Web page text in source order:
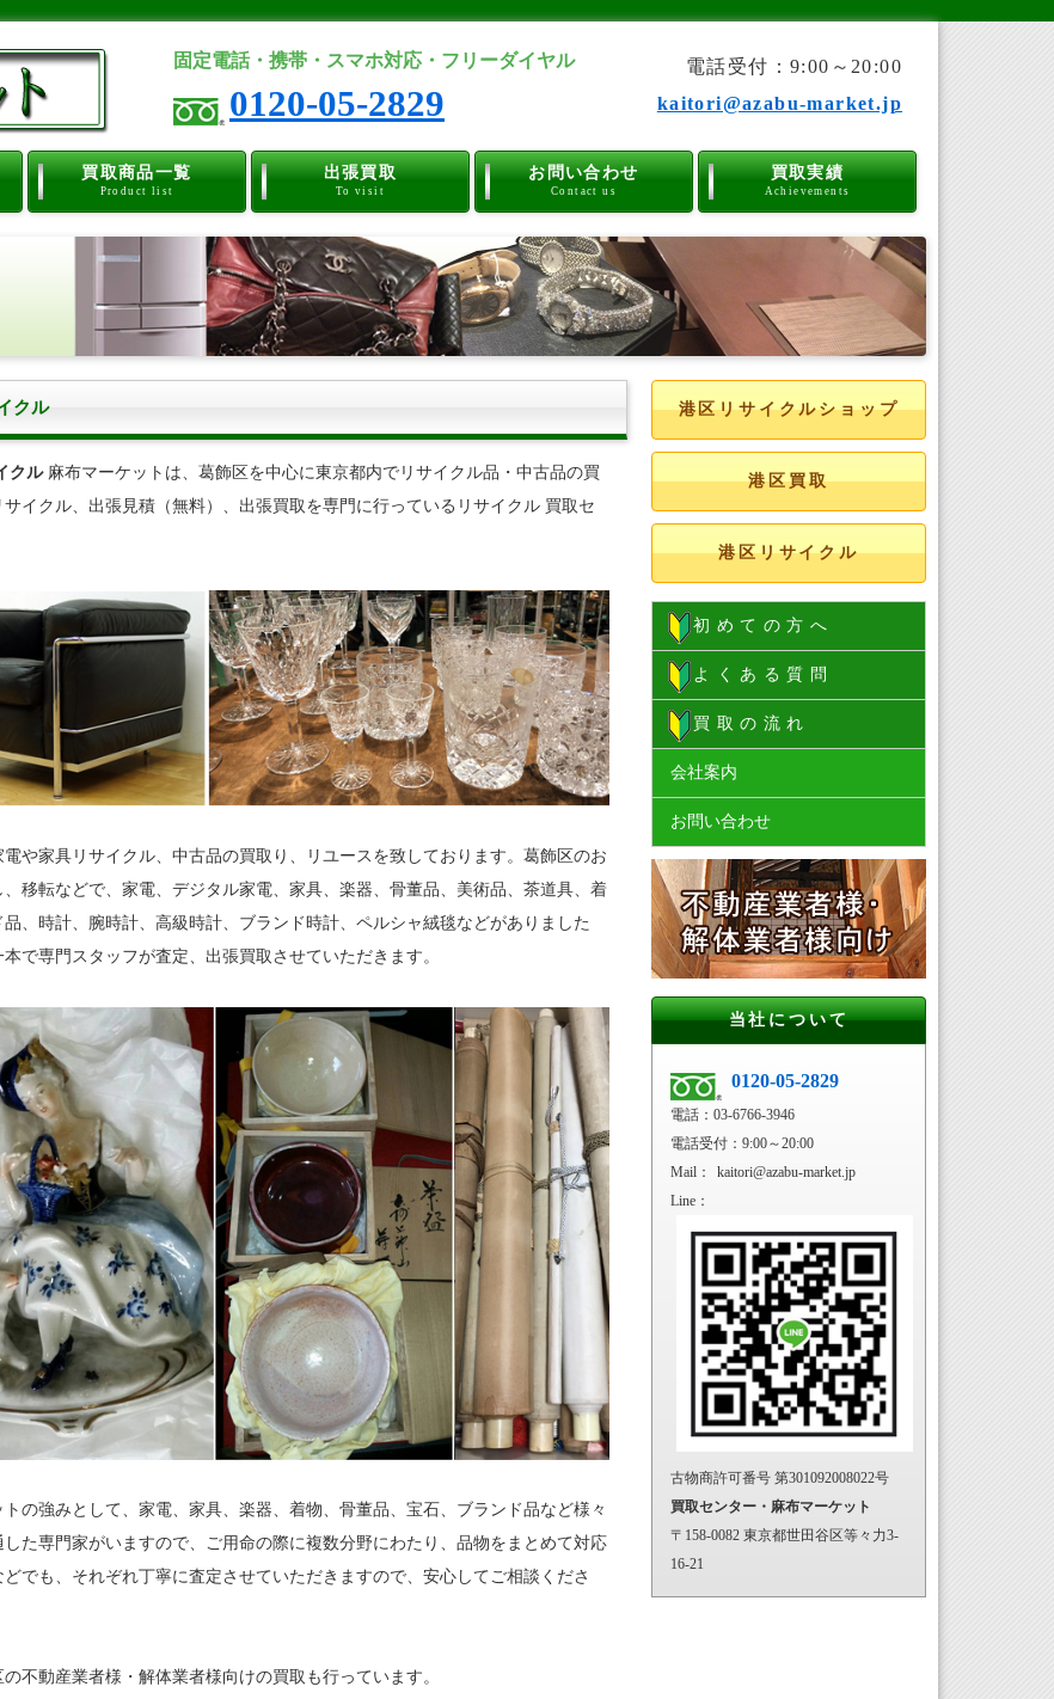
固定電話・携帯・スマホ対応・フリーダイヤル
0120-05-2829
電話受付：9:00～20:00
kaitori@azabu-market.jp
買取商品一覧
Product list
出張買取
To visit
お問い合わせ
Contact us
買取実績
Achievements
クル
クル麻布マーケットは、葛飾区を中心に東京都内でリサイクル品・中古品の買
イクル、出張見積（無料）、出張買取を専門に行っているリサイクル 買取セ
電や家具リサイクル、中古品の買取り、リユースを致しております。葛飾区のお
移転などで、家電、デジタル家電、家具、楽器、骨董品、美術品、茶道具、着
、時計、腕時計、高級時計、ブランド時計、ペルシャ絨毯などがありました
本で専門スタッフが査定、出張買取させていただきます。
トの強みとして、家電、家具、楽器、着物、骨董品、宝石、ブランド品など様々
した専門家がいますので、ご用命の際に複数分野にわたり、品物をまとめて対応
どでも、それぞれ丁寧に査定させていただきますので、安心してご相談くださ
の不動産業者様・解体業者様向けの買取も行っています。
港区リサイクルショップ
港区買取
港区リサイクル
初めての方へ
よくある質問
買取の流れ
会社案内
お問い合わせ
当社について
0120-05-2829
電話：03-6766-3946
電話受付：9:00～20:00
Mail：
kaitori@azabu-market.jp
Line：
古物商許可番号 第301092008022号
買取センター・麻布マーケット
〒158-0082 東京都世田谷区等々力3-
16-21